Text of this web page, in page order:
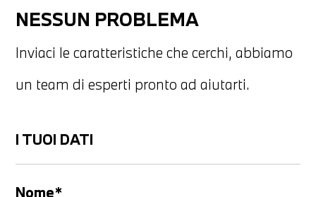
NESSUN PROBLEMA
Inviaci le caratteristiche che cerchi, abbiamo
un team di esperti pronto ad aiutarti.
I TUOI DATI
Nome*